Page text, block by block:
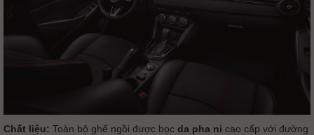
Chất liệu: Toàn bộ ghế ngồi được bọc da pha nỉ cao cấp với đường